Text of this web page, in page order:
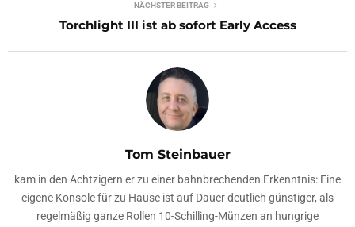
NÄCHSTER BEITRAG
Torchlight III ist ab sofort Early Access
Tom Steinbauer
kam in den Achtzigern er zu einer bahnbrechenden Erkenntnis: Eine
eigene Konsole für zu Hause ist auf Dauer deutlich günstiger, als
regelmäßig ganze Rollen 10-Schilling-Münzen an hungrige